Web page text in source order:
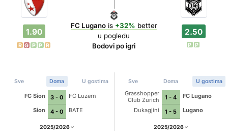
1.90
R G P P R
FC Luganois +32% better
u pogledu
Bodovi po igri
2.50
P P
Sve Doma U gostima
FC Sion 3 - 0
FC Luzern
Sion
4 - 0 BATE
2025/2026
Sve Doma U gostima
Grasshopper
Club Zurich
1 - 4
FC Lugano
Dukagjini
1 - 5 Lugano
2025/2026